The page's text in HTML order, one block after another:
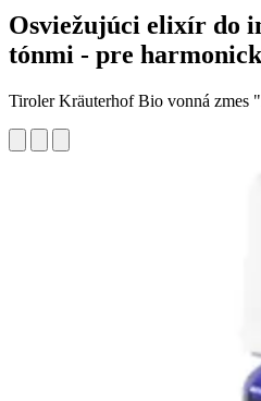
Osviežujúci elixír do
tónmi - pre
Tiroler Kräuterhof Bio vonná zmes